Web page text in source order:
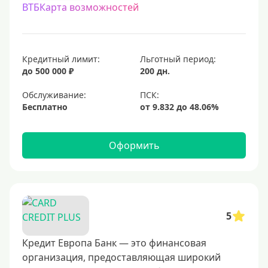
С процентом на остаток
Доступные
Сумма (рублей)
25000 руб
30000 руб
40000 руб
50000 руб
ВТБКарта возможностей
Кредитный лимит:
до 500 000 ₽
Льготный период:
200 дн.
Обслуживание:
Бесплатно
Оформить
5
Кредит Европа Банк — это финансовая
организация, предоставляющая широкий